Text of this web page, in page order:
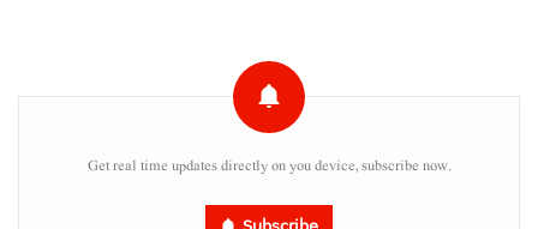
Get real time updates directly on you device, subscribe now.